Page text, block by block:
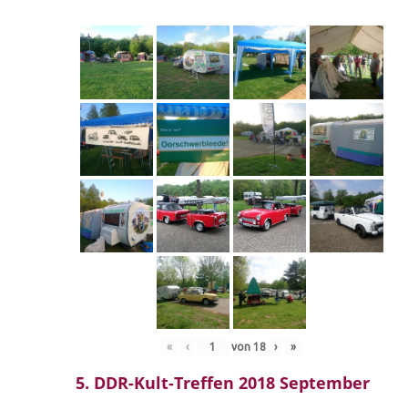
« ‹ von 18 › »
5. DDR-Kult-Treffen 2018 September